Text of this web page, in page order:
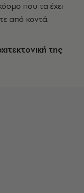
που τα έχει
από κοντά.
της